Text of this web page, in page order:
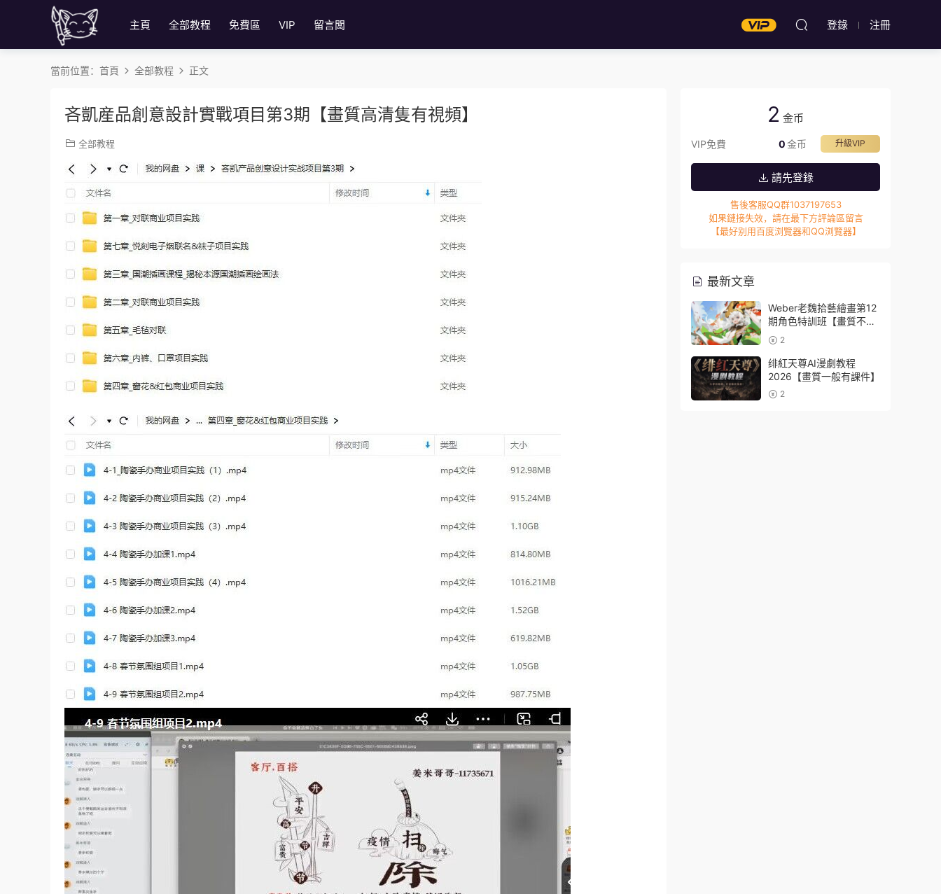
主頁 全部教程 免費區 VIP 留言闆 登錄 注冊
當前位置： 首頁 全部教程 正文
吝凱産品創意設計實戰項目第3期【畫質高清隻有視頻】
全部教程
2 金币
VIP免費 升級VIP
0金币
請先登錄
售後客服QQ群1037197653
如果鏈接失效，請在最下方評論區留言
【最好别用百度浏覽器和QQ浏覽器】
最新文章
Weber老魏拾藝繪畫第12
期角色特訓班【畫質不錯
隻有視頻】
2
绯紅天尊AI漫劇教程
2026【畫質一般有課件】
2